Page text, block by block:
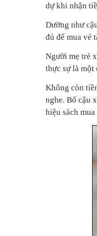
dự khi nhận
Dường như
đủ để mua vé
Người mẹ trẻ
thực sự là một
Không còn
nghe. Bố cậu
hiệu sách mua